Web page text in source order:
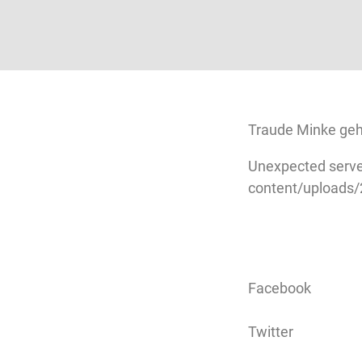
Traude Minke
Unexpected
content/uploads/
Facebook
Twitter